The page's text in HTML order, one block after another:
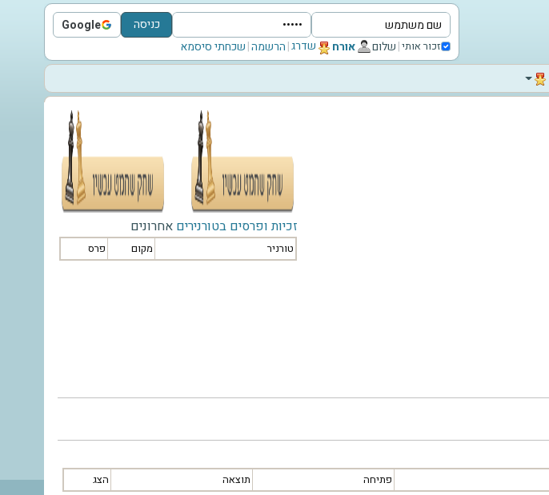
כניסה Google
Sign in with Google
זכור אותי|שלום ‫אורח‬ שדרג|הרשמה|שכחתי סיסמא
זכיות ופרסים בטורנירים אחרונים
טורניר מקום פרס
פתיחה תוצאה הצג